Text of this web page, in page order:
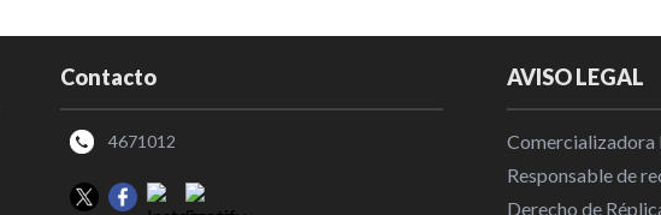
Rommel
el deporte de
Nacional |
Marco Verde
Premio
Contacto
4671012
AVISO LEGAL
Comercializadora
Responsable de
Derecho de